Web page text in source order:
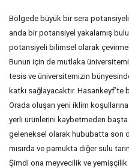
Bölgede büyük bir sera
anda bir potansiyel yakalamış
potansiyeli bilimsel olarak
Bunun için de mutlaka
tesis ve üniversitemizin
katkı sağlayacaktır. Hasankeyf’te
Orada oluşan yeni iklim
yerli ürünlerini kaybetmeden
geleneksel olarak hububatta son
mısırda ve pamukta diğer sulu
Şimdi ona meyvecilik ve